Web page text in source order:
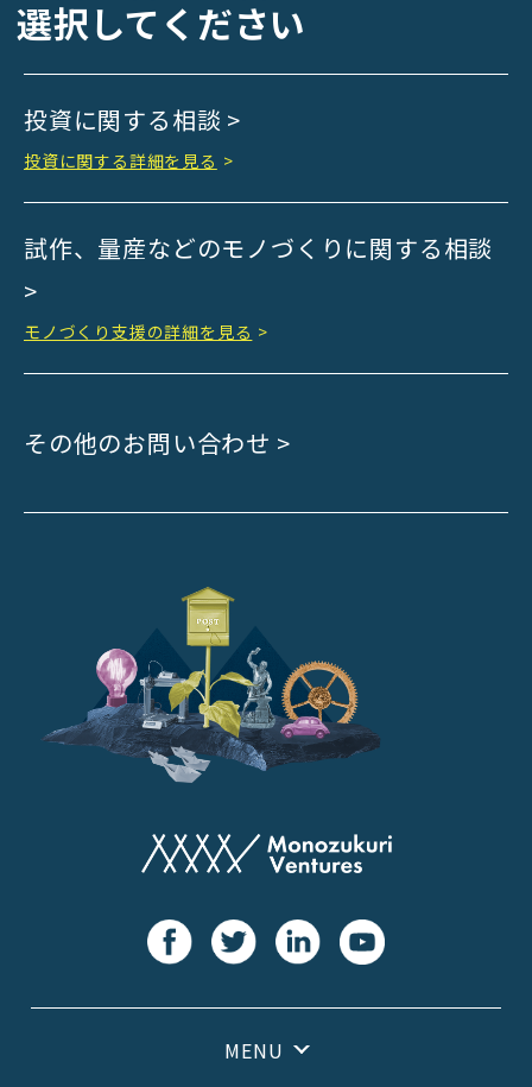
Kyoto Chuo Shinkin Bank
Kyoto Bank
Kyoto Shinkin Bank
maxell
SMBC
DBJ
ROHM
sunbridge
SHIMADZU
THK
Japan Post Bank
選択してください
投資に関する相談 >
投資に関する詳細を見る >
試作、量産などのモノづくりに関する相談
>
モノづくり支援の詳細を見る >
その他のお問い合わせ >